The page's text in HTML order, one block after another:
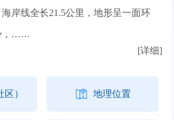
岸线全长21.5公里，地形呈一面环
，……
[详细]
） 地理位置